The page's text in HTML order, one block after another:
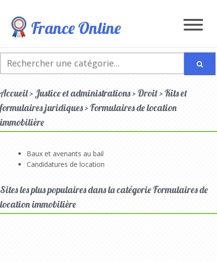
France Online
Accueil > Justice et administrations > Droit > Kits et
formulaires juridiques > Formulaires de location
immobilière
Baux et avenants au bail
Candidatures de location
Sites les plus populaires dans la catégorie Formulaires de
location immobilière